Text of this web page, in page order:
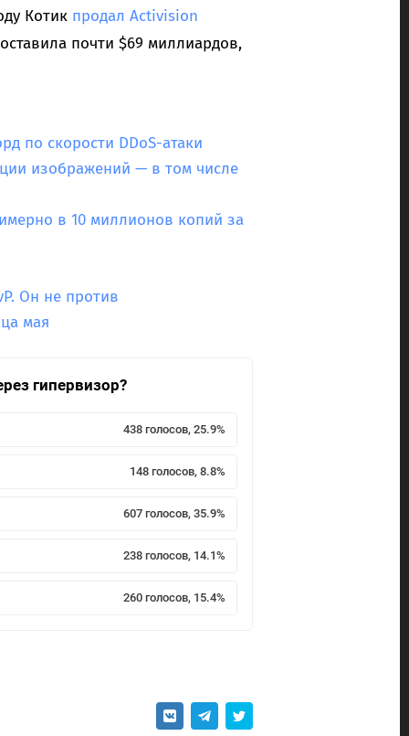
Котик продал Activision
почти $69 миллиардов,
по скорости DDoS-атаки
изображений — в том числе
в 10 миллионов копий за
Он не против
мая
гипервизор?
438 голосов, 25.9%
148 голосов, 8.8%
607 голосов, 35.9%
238 голосов, 14.1%
260 голосов, 15.4%